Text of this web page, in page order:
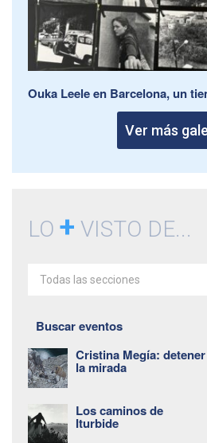
Ouka Leele en Barcelona, un
Ver más
LO + VISTO DE...
Todas las secciones
Buscar eventos
Cristina Megía: detener
la mirada
Los caminos de
Iturbide